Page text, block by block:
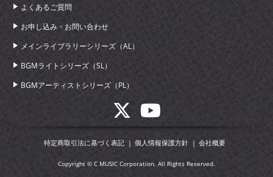
よくあるご質問
お申し込み・お問い合わせ
メインライブラリーシリーズ（AL）
BGMライトシリーズ（SL）
BGMアーティストシリーズ（PL）
特定商取引法に基づく表記 個人情報保護方針 会社概要
Copyright © C MUSIC Corporation. All Rights Reserved.